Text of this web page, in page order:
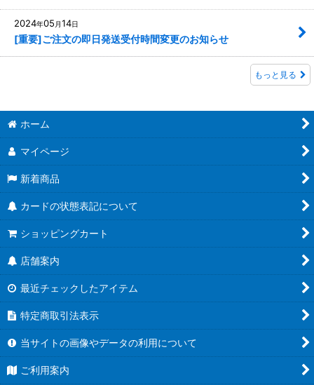
2024年05 月14日
[重要]ご注文の即日発送受付時間変更のお知らせ
もっと見る
ホーム
マイページ
新着商品
カードの状態表記について
ショッピングカート
店舗案内
最近チェックしたアイテム
特定商取引法表示
当サイトの画像やデータの利用について
ご利用案内